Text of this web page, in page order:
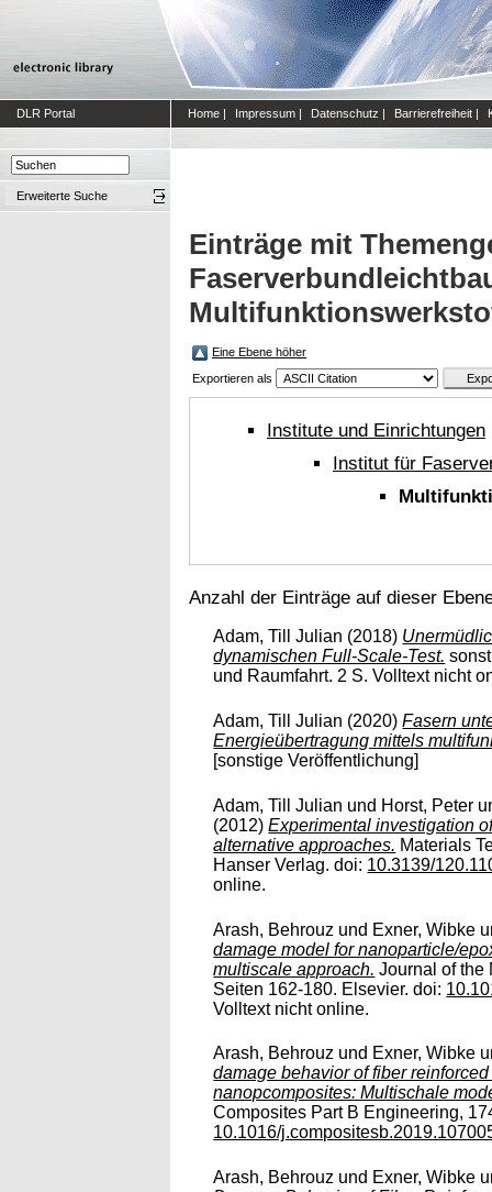
DLR Portal Home | Impressum | Datenschutz | Barrierefreiheit |
Erweiterte Suche
Einträge mit
Eine Ebene höher
Exportieren als
Institute und Einrichtungen
Institut für
Anzahl der Einträge auf dieser
Adam, Till Julian (2018)
dynamischen Full-Scale-Test.
und Raumfahrt. 2 S. Volltext nicht
Adam, Till Julian (2020)Fasern
Energieübertragung mittels
[sonstige Veröffentlichung]
Adam, Till Julian und Horst, Peter
(2012)Experimental investigation
alternative approaches. Materials
Hanser Verlag. doi: 10.3139/
online.
Arash, Behrouz und Exner, Wibke
damage model for nanoparticle/
multiscale approach. Journal of the
Seiten 162-180. Elsevier. doi:
Volltext nicht online.
Arash, Behrouz und Exner, Wibke
damage behavior of fiber
nanopcomposites: Multischale
Composites Part B Engineering,
10.1016/
Arash, Behrouz und Exner, Wibke